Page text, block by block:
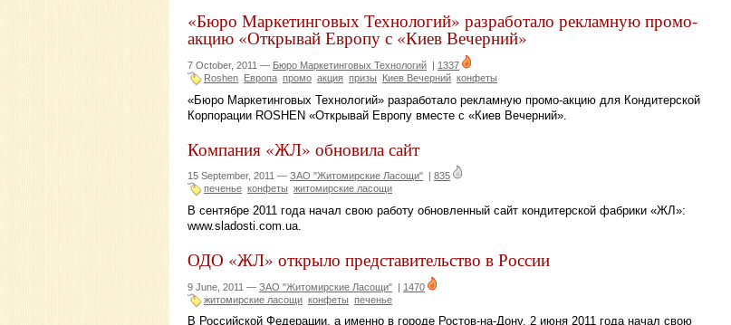
«Бюро Маркетинговых Технологий» разработало рекламную промо-
акцию «Открывай Европу с «Киев Вечерний»
7 October, 2011 — Бюро Маркетинговых Технологий
1337
Roshen
Европа промо акция призы Киев Вечерний конфеты
«Бюро Маркетинговых Технологий» разработало рекламную промо-акцию для Кондитерской
Корпорации ROSHEN «Открывай Европу вместе с «Киев Вечерний».
Компания «ЖЛ» обновила сайт
15 September, 2011 — ЗАО "Житомирские Ласощи"
835
печенье конфеты житомирские ласощи
В сентябре 2011 года начал свою работу обновленный сайт кондитерской фабрики «ЖЛ»:
www.sladosti.com.ua.
ОДО «ЖЛ» открыло представительство в России
9 June, 2011 — ЗАО "Житомирские Ласощи" | 1470
житомирские ласощи конфеты печенье
В Российской Федерации, а именно в городе Ростов-на-Дону, 2 июня 2011 года начал свою